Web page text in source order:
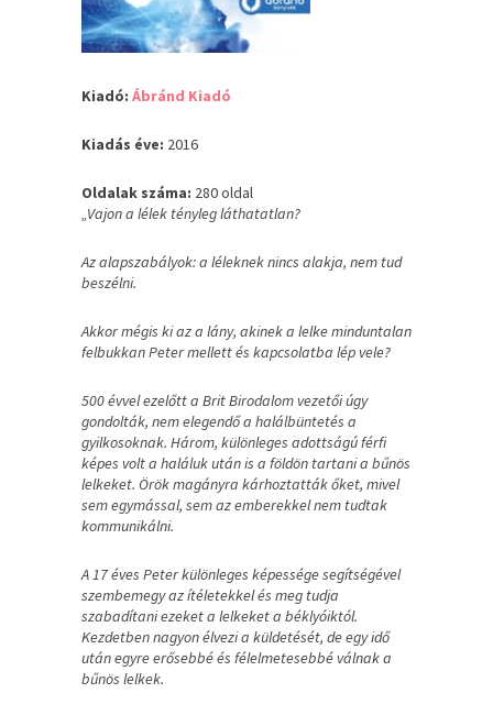
Kiadó: Ábránd Kiadó
Kiadás éve: 2016
Oldalak száma: 280 oldal
„Vajon a lélek tényleg láthatatlan?
Az alapszabályok: a léleknek nincs alakja, nem tud
beszélni.
Akkor mégis ki az a lány, akinek a lelke minduntalan
felbukkan Peter mellett és kapcsolatba lép vele?
500 évvel ezelőtt a Brit Birodalom vezetői úgy
gondolták, nem elegendő a halálbüntetés a
gyilkosoknak. Három, különleges adottságú férfi
képes volt a haláluk után is a földön tartani a bűnös
lelkeket. Örök magányra kárhoztatták őket, mivel
sem egymással, sem az emberekkel nem tudtak
kommunikálni.
A 17 éves Peter különleges képessége segítségével
szembemegy az ítéletekkel és meg tudja
szabadítani ezeket a lelkeket a béklyóiktól.
Kezdetben nagyon élvezi a küldetését, de egy idő
után egyre erősebbé és félelmetesebbé válnak a
bűnös lelkek.